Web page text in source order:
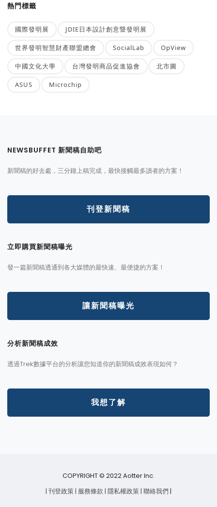
熱門標籤
國際發明展 JDIE日本設計創意暨發明展
世界發明智慧財產聯盟總會 SocialLab OpView
中國文化大學 台灣發明商品促進協會 北市圖
ASUS Microchip
NEWSBUFFET 新聞稿自助吧
新聞稿的好去處，三分鐘上稿完成，最快接觸最多讀者的方案！
刊登新聞稿
立即購買新聞稿曝光
發一篇新聞稿透通到各大媒體的最快速、最便捷的方案！
讓新聞稿曝光
分析新聞稿成效
透過Trek數據平台的分析讓您知道你的新聞稿成效表現如何？
我想了解
COPYRIGHT © 2022 Aotter Inc.
| 刊登政策| 服務條款| 隱私權政策| 聯絡我們 |